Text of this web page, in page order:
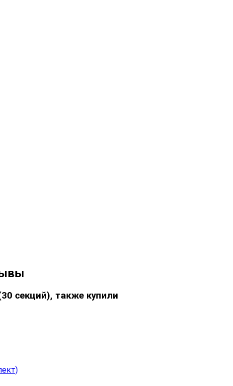
секций), также купили